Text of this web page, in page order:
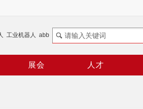
工业机器人 abb
展会 人才